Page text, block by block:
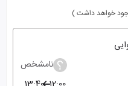
وجود خواهد داشت )
نامشخص